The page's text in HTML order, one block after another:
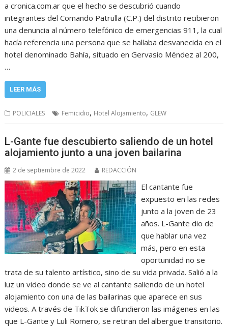
a cronica.com.ar que el hecho se descubrió cuando
integrantes del Comando Patrulla (C.P.) del distrito recibieron
una denuncia al número telefónico de emergencias 911, la cual
hacía referencia una persona que se hallaba desvanecida en el
hotel denominado Bahía, situado en Gervasio Méndez al 200,
…
LEER MÁS
POLICIALES Femicidio, Hotel Alojamiento, GLEW
L-Gante fue descubierto saliendo de un hotel
alojamiento junto a una joven bailarina
2 de septiembre de 2022 REDACCIÓN
El cantante fue
expuesto en las redes
junto a la joven de 23
años. L-Gante dio de
que hablar una vez
más, pero en esta
oportunidad no se
trata de su talento artístico, sino de su vida privada. Salió a la
luz un video donde se ve al cantante saliendo de un hotel
alojamiento con una de las bailarinas que aparece en sus
videos. A través de TikTok se difundieron las imágenes en las
que L-Gante y Luli Romero, se retiran del albergue transitorio.